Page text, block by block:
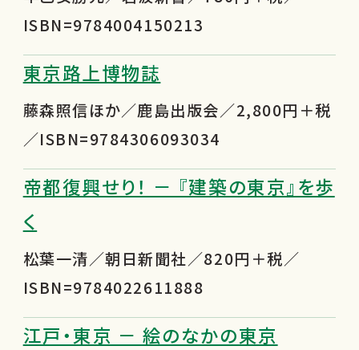
ISBN=9784004150213
東京路上博物誌
藤森照信ほか／鹿島出版会／2,800円＋税
／ISBN=9784306093034
帝都復興せり！ － 『建築の東京』を歩
く
松葉一清／朝日新聞社／820円＋税／
ISBN=9784022611888
江戸・東京 － 絵のなかの東京